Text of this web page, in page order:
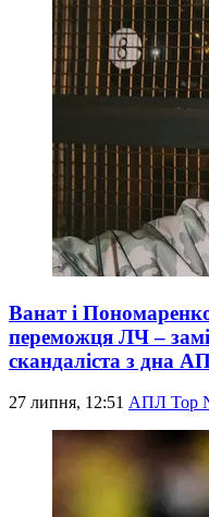
Ванат і
переможця ЛЧ –
скандаліста з дна
27 липня, 12:51 АПЛ Top